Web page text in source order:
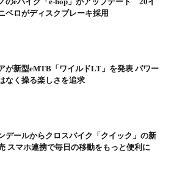
田園風景が広がった、湖から続く広い空、
続く。少し湖を離れると高い煙突と廃墟の
柵で囲われ敷地には入れないようになって
ダルから足を降ろし、スマホで調べてみる
であることがわかった。どうやら旧日本軍
霞ヶ浦はそんな歴史も抱えていたのか……
ると右手に駐車場と公衆トイレが現れた。
いる。ここは妙岐ノ鼻・浮島湿原、たくさ
知られている。観察小屋の近くには妙岐ノ
レンダーがあり、訪れる鳥たちが写真入り
時期も生息しているようなので、キョロキ
ながら裸眼で確認することはできなかっ
でに11時。かなり走ったなと思い地図を確
ていなかった。霞ヶ浦一周、こりゃ思った
ブラブラ寄り道ばかりしていたので気を引
スアップ。ランチ予定地「道の駅たまつく
ダリングだ。
ある道の駅に到着した。ここでほぼ半周な
日は土曜日。駐車場は車がいっぱい、オー
さん停まっている。売店に入ると農業が盛
ベロがディスクブレーキ採用
が新型eMTB「ワイルドLT」を発表 パワー
なく操る楽しさを追求
デールからクロスバイク「クイック」の新
スマホ連携で毎日の移動をもっと便利に